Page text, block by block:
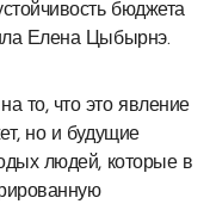
бюджета
Елена Цыбырнэ.
то, что это явление
но и будущие
людей, которые в